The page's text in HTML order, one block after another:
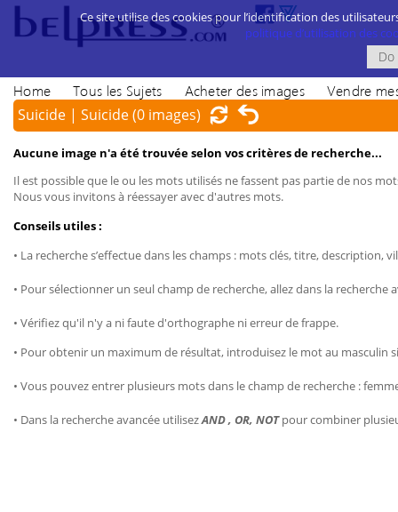
Home Tous les Sujets Acheter des images Vendre
Suicide | Suicide(0 images)
Aucune image n'a été trouvée selon vos critères de recherche...
Il est possible que le ou les mots utilisés ne fassent pas partie de nos
Nous vous invitons à réessayer avec d'autres mots.
Conseils utiles :
• La recherche s’effectue dans les champs : mots clés, titre, description,
• Pour sélectionner un seul champ de recherche, allez dans la recherche
• Vérifiez qu'il n'y a ni faute d'orthographe ni erreur de frappe.
• Pour obtenir un maximum de résultat, introduisez le mot au masculin
• Vous pouvez entrer plusieurs mots dans le champ de recherche :
• Dans la recherche avancée utilisezAND , OR, NOTpour combiner
Ce site utilise des cookies pour l’identification des
politique d’utilisation des